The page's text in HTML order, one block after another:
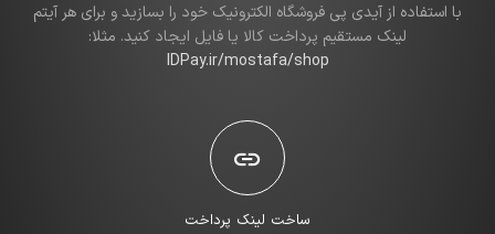
با استفاده از آیدی پی فروشگاه الکترونیک خود را بسازید و برای هر آیتم
لینک مستقیم پرداخت کالا یا فایل ایجاد کنید. مثلا:
IDPay.ir/mostafa/shop
ساخت لینک پرداخت